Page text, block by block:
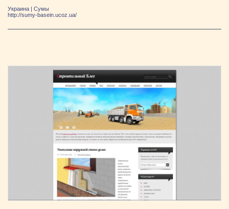
Украина | Сумы
http://sumy-basein.ucoz.ua/